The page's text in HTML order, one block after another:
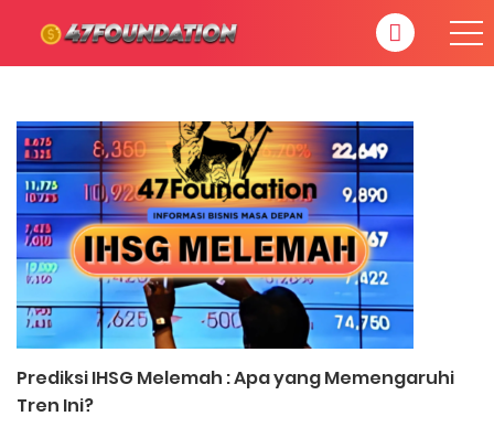
Prediksi IHSG Melemah : Apa yang Memengaruhi
Tren Ini?